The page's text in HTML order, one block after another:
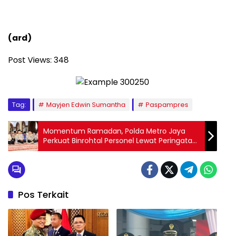
(ard)
Post Views: 348
Tag: Mayjen Edwin Sumantha Paspampres
Momentum Ramadan, Polda Metro Jaya
Perkuat Binrohtal Personel Lewat Peringatan
Nuzulul Qur’an
Pos Terkait